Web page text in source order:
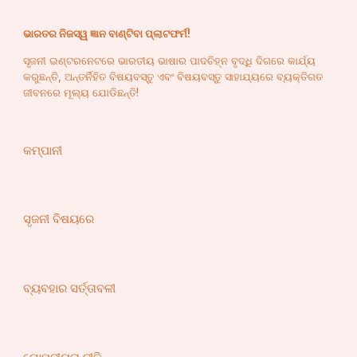
ଭାରତର ନିଜସ୍ୱ ଜ୍ଞାନ ବାଣ୍ଟିବା ପ୍ଲାଟଫର୍ମ!
ସୃଜନୀ ଇଣ୍ଟରନେଟରେ ଭାରତୀୟ ଭାଷାର ପାଦଚିହ୍ନ ବୃଦ୍ଧି ଦିଗରେ କାର୍ଯ୍ୟ
କରୁଛନ୍ତି, ଅନ୍ତର୍ନିହିତ ବିଷୟବସ୍ତୁ ଏବଂ ବିଷୟବସ୍ତୁ ସାହାଯ୍ୟରେ ବ୍ୟକ୍ତିଗତ
ଜୀବନରେ ମୂଲ୍ୟ ଯୋଡିଛନ୍ତି!
କମ୍ପାନୀ
ସୃଜନୀ ବିଷୟରେ
ବ୍ୟବହାର ସର୍ତ୍ତାବଳୀ